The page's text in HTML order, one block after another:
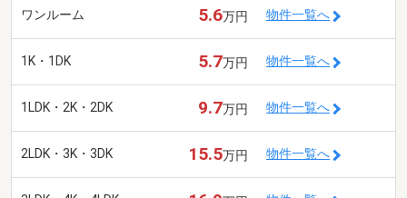
ワンルーム 5.6万円 物件一覧へ
1K・1DK 5.7万円 物件一覧へ
1LDK・2K・2DK 9.7万円 物件一覧へ
2LDK・3K・3DK 15.5万円 物件一覧へ